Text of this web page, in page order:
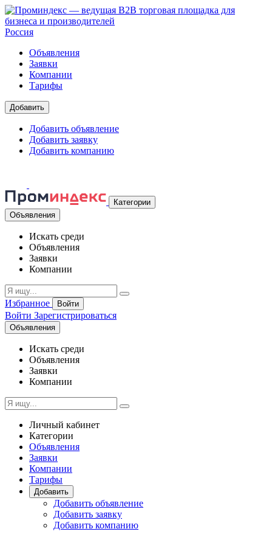
Россия
Объявления
Заявки
Компании
Тарифы
Добавить
Добавить объявление
Добавить заявку
Добавить компанию
Категории
Объявления
Искать среди
Объявления
Заявки
Компании
Избранное Войти
Войти Зарегистрироваться
Объявления
Искать среди
Объявления
Заявки
Компании
Личный кабинет
Категории
Объявления
Заявки
Компании
Тарифы
Добавить
Добавить объявление
Добавить заявку
Добавить компанию